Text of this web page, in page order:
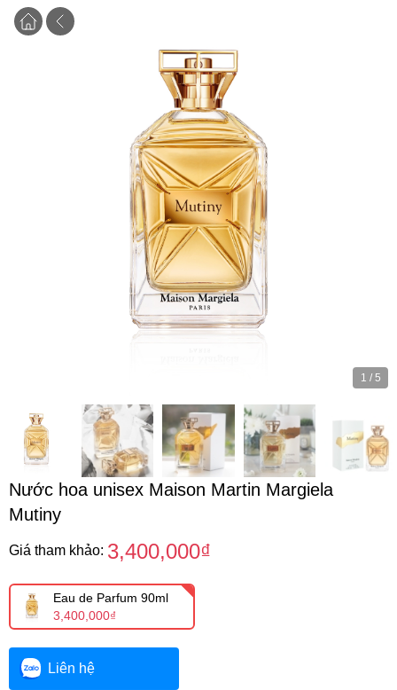
1 / 5
Nước hoa unisex Maison Martin Margiela
Mutiny
Giá tham khảo: 3,400,000₫
Eau de Parfum 90ml
3,400,000₫
Liên hệ